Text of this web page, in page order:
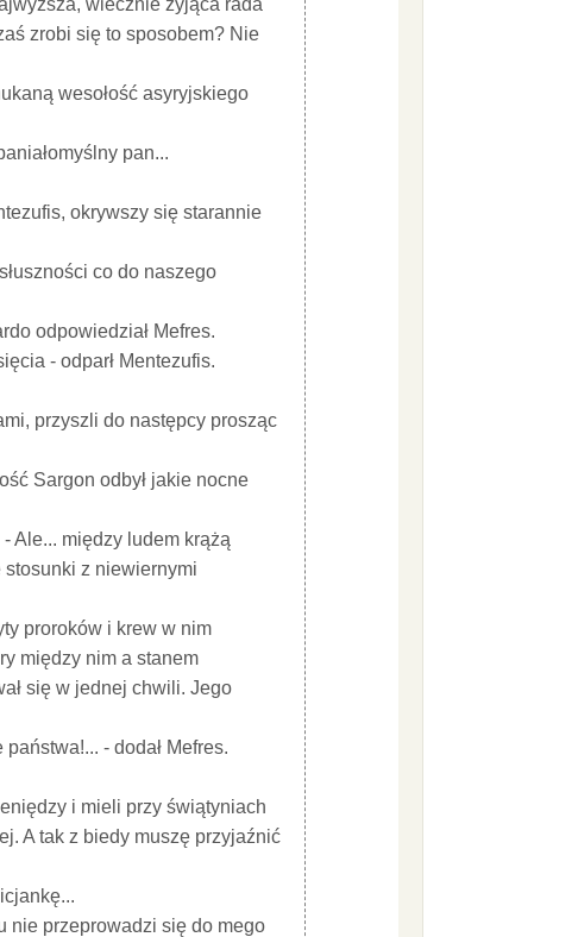
wiecznie żyjąca rada
zrobi się to sposobem? Nie
wesołość asyryjskiego
pan...
okrywszy się starannie
co do naszego
odpowiedział Mefres.
- odparł Mentezufis.
przyszli do następcy prosząc
Sargon odbył jakie nocne
Ale... między ludem krążą
stosunki z niewiernymi
proroków i krew w nim
między nim a stanem
się w jednej chwili. Jego
- dodał Mefres.
i mieli przy świątyniach
A tak z biedy muszę przyjaźnić
nie przeprowadzi się do mego